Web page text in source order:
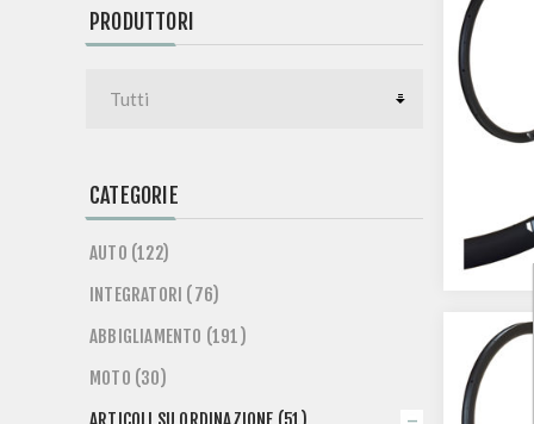
PRODUTTORI
CATEGORIE
AUTO (122)
INTEGRATORI (76)
ABBIGLIAMENTO (191)
MOTO (30)